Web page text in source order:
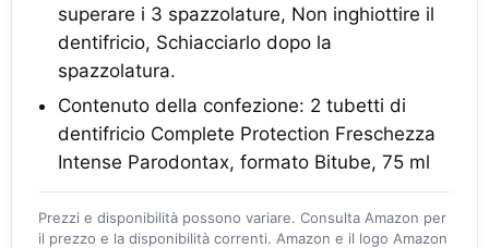
superare i 3 spazzolature, Non inghiottire il
dentifricio, Schiacciarlo dopo la
spazzolatura.
Contenuto della confezione: 2 tubetti di
dentifricio Complete Protection Freschezza
Intense Parodontax, formato Bitube, 75 ml
Prezzi e disponibilità possono variare. Consulta Amazon per
il prezzo e la disponibilità correnti. Amazon e il logo Amazon